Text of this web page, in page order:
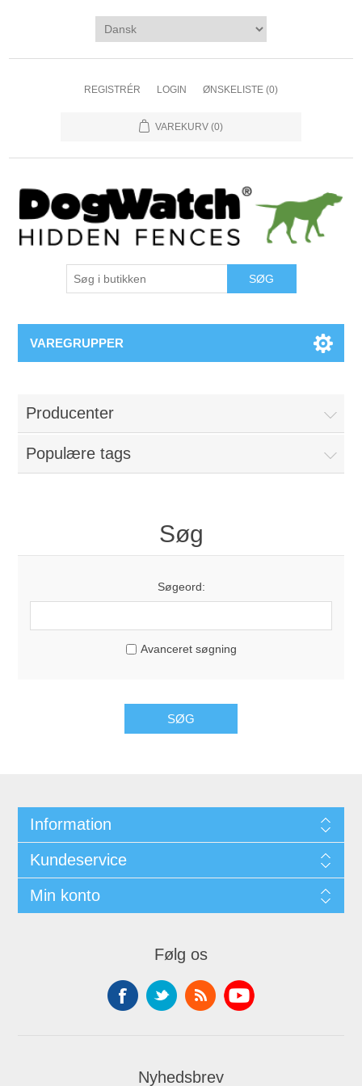
REGISTRÉR LOGIN ØNSKELISTE (0)
VAREKURV (0)
VAREGRUPPER
Producenter
Populære tags
Søg
Søgeord:
Avanceret søgning
Information
Kundeservice
Min konto
Følg os
Nyhedsbrev